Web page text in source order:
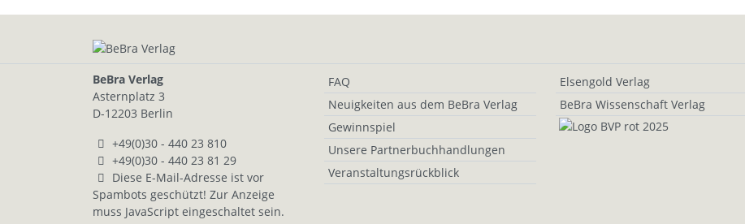
BeBra Verlag
Asternplatz 3
D-12203 Berlin
+49(0)30 - 440 23 810
+49(0)30 - 440 23 81 29
Diese E-Mail-Adresse ist vor
Spambots geschützt! Zur Anzeige
muss JavaScript eingeschaltet sein.
FAQ
Neuigkeiten aus dem BeBra Verlag
Gewinnspiel
Unsere Partnerbuchhandlungen
Veranstaltungsrückblick
Elsengold Verlag
BeBra Wissenschaft Verlag